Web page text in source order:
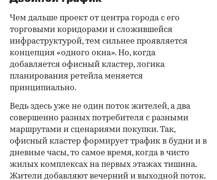
Чем дальше проект от центра города с его
торговыми коридорами и сложившейся
инфраструктурой, тем сильнее проявляется
концепция «одного окна». Но, когда
добавляется офисный кластер, логика
планирования ретейла меняется
принципиально.
Ведь здесь уже не один поток жителей, а два
совершенно разных потребителя с разными
маршрутами и сценариями покупки. Так,
офисный кластер формирует трафик в будни и в
дневные часы, то самое время, когда в чисто
жилых комплексах на первых этажах тишина.
Жители добавляют вечерний и выходной поток.